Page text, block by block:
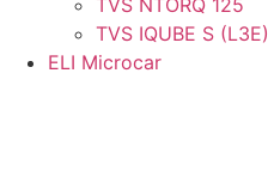
TVS IQUBE S (L3E)
ELI Microcar